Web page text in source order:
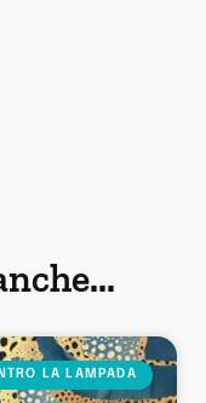
LA LAMPADA